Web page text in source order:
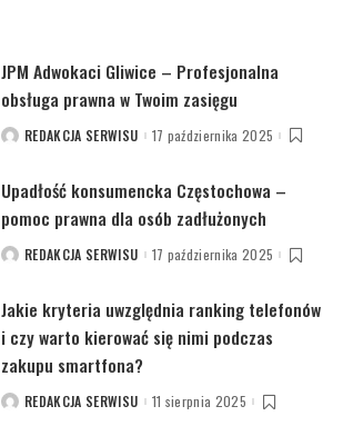
JPM Adwokaci Gliwice – Profesjonalna
obsługa prawna w Twoim zasięgu
POSTEDREDAKCJA SERWISU 17 października 2025
Upadłość konsumencka Częstochowa –
pomoc prawna dla osób zadłużonych
POSTEDREDAKCJA SERWISU 17 października 2025
Jakie kryteria uwzględnia ranking telefonów
i czy warto kierować się nimi podczas
zakupu smartfona?
POSTEDREDAKCJA SERWISU 11 sierpnia 2025